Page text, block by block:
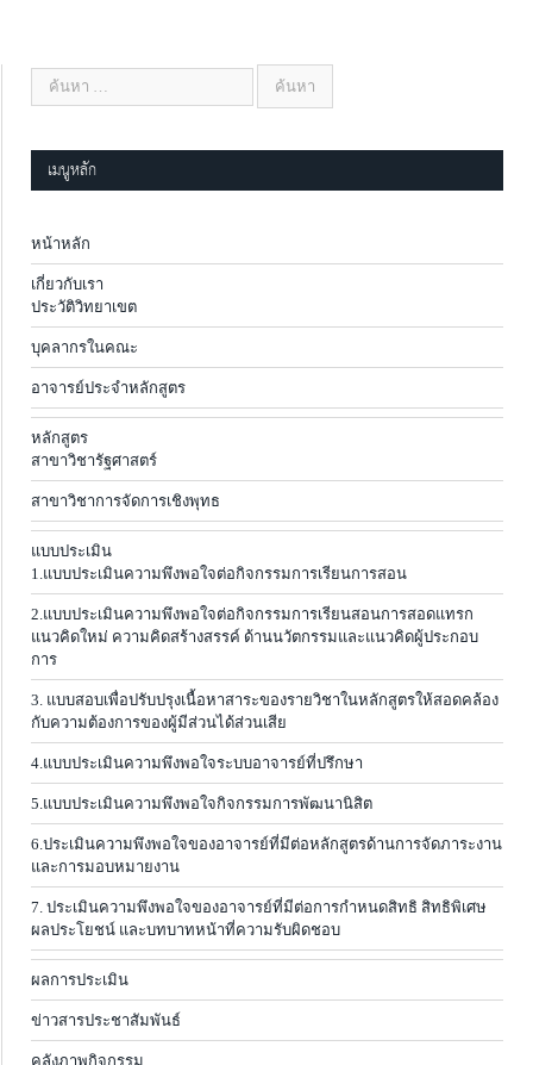
เมนูหลัก
หน้าหลัก
เกี่ยวกับเรา
ประวัติวิทยาเขต
บุคลากรในคณะ
อาจารย์ประจำหลักสูตร
หลักสูตร
สาขาวิชารัฐศาสตร์
สาขาวิชาการจัดการเชิงพุทธ
แบบประเมิน
1.แบบประเมินความพึงพอใจต่อกิจกรรมการเรียนการสอน
2.แบบประเมินความพึงพอใจต่อกิจกรรมการเรียนสอนการสอดแทรก
แนวคิดใหม่ ความคิดสร้างสรรค์ ด้านนวัตกรรมและแนวคิดผู้ประกอบ
การ
3. แบบสอบเพื่อปรับปรุงเนื้อหาสาระของรายวิชาในหลักสูตรให้สอดคล้อง
กับความต้องการของผู้มีส่วนได้ส่วนเสีย
4.แบบประเมินความพึงพอใจระบบอาจารย์ที่ปรึกษา
5.แบบประเมินความพึงพอใจกิจกรรมการพัฒนานิสิต
6.ประเมินความพึงพอใจของอาจารย์ที่มีต่อหลักสูตรด้านการจัดภาระงาน
และการมอบหมายงาน
7. ประเมินความพึงพอใจของอาจารย์ที่มีต่อการกำหนดสิทธิ สิทธิพิเศษ
ผลประโยชน์ และบทบาทหน้าที่ความรับผิดชอบ
ผลการประเมิน
ข่าวสารประชาสัมพันธ์
คลังภาพกิจกรรม